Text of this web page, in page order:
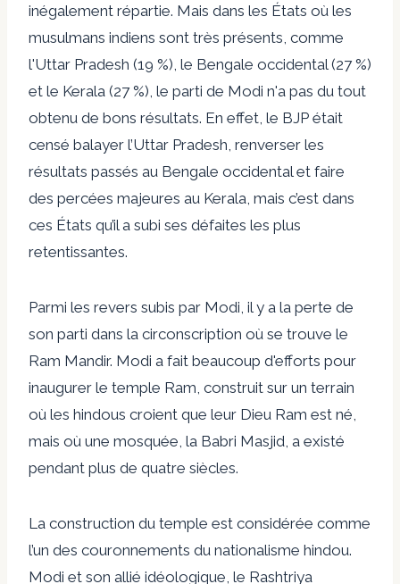
inégalement répartie. Mais dans les États où les
musulmans indiens sont très présents, comme
l'Uttar Pradesh (19 %), le Bengale occidental (27 %)
et le Kerala (27 %), le parti de Modi n'a pas du tout
obtenu de bons résultats. En effet, le BJP était
censé balayer l’Uttar Pradesh, renverser les
résultats passés au Bengale occidental et faire
des percées majeures au Kerala, mais c’est dans
ces États qu’il a subi ses défaites les plus
retentissantes.
Parmi les revers subis par Modi, il y a la perte de
son parti dans la circonscription où se trouve le
Ram Mandir. Modi a fait beaucoup d'efforts pour
inaugurer le temple Ram, construit sur un terrain
où les hindous croient que leur Dieu Ram est né,
mais où une mosquée, la Babri Masjid, a existé
pendant plus de quatre siècles.
La construction du temple est considérée comme
l’un des couronnements du nationalisme hindou.
Modi et son allié idéologique, le Rashtriya